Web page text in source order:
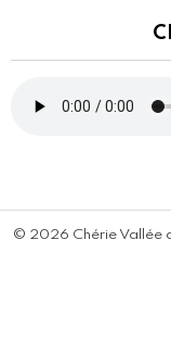
© 2026 Chérie Vallée